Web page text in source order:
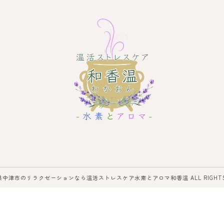
津市のリラクゼーションなら温活ストレスケア水素とアロマ和香温 ALL